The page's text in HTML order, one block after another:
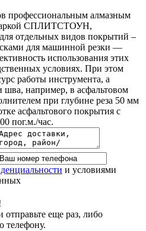
профессиональным алмазным
СПЛИТСТОУН,
отдельных видов покрытий –
для машинной резки —
использования этих
условиях. При этом
работы инструмента, а
шва, например, в асфальтовом
при глубине реза 50 мм
асфальтового покрытия с
пог.м./час.
и условиями
еще раз, либо
телефону.